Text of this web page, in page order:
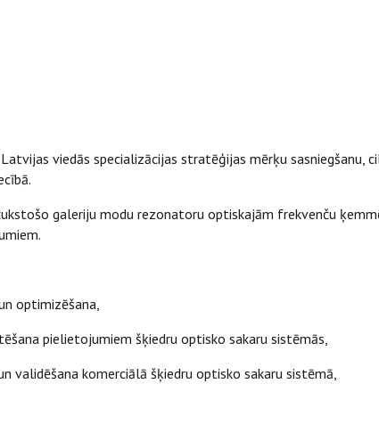
viedās specializācijas stratēģijas mērķu
galeriju modu rezonatoru optiskajām frekvenču
optimizēšana,
pielietojumiem šķiedru optisko sakaru sistēmās,
validēšana komerciālā šķiedru optisko sakaru sistēmā,